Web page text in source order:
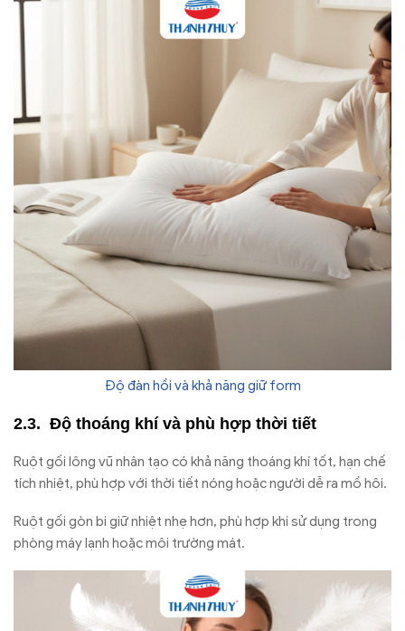
Độ đàn hồi và khả năng giữ form
Độ thoáng khí và phù hợp thời tiết
Ruột gối lông vũ nhân tạo có khả năng thoáng khí tốt, hạn chế
tích nhiệt, phù hợp với thời tiết nóng hoặc người dễ ra mồ hôi.
Ruột gối gòn bi giữ nhiệt nhẹ hơn, phù hợp khi sử dụng trong
phòng máy lạnh hoặc môi trường mát.